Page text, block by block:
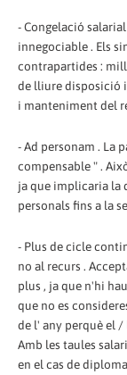
- Congelació
innegociable . Els
contrapartides :
de lliure disposició
i manteniment del
- Ad personam . La
compensable " .
ja que implicaria la
personals fins a la
- Plus de cicle
no al recurs .
plus , ja que n'hi
que no es
de l' any perquè el
Amb les taules
en el cas de